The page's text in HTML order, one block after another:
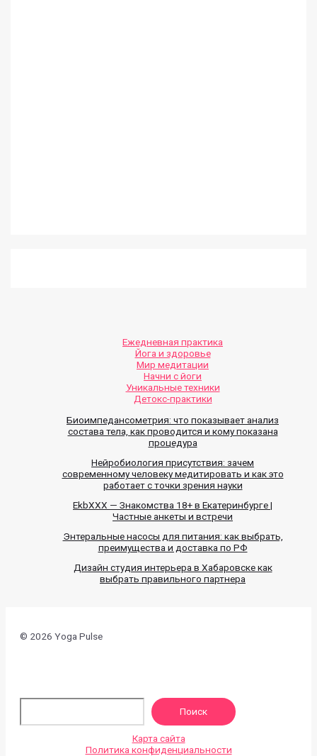
Ежедневная практика
Йога и здоровье
Мир медитации
Начни с йоги
Уникальные техники
Детокс-практики
Биоимпедансометрия: что показывает анализ
состава тела, как проводится и кому показана
процедура
Нейробиология присутствия: зачем
современному человеку медитировать и как это
работает с точки зрения науки
EkbXXX — Знакомства 18+ в Екатеринбурге |
Частные анкеты и встречи
Энтеральные насосы для питания: как выбрать,
преимущества и доставка по РФ
Дизайн студия интерьера в Хабаровске как
выбрать правильного партнера
© 2026 Yoga Pulse
Поиск
Карта сайта
Политика конфиденциальности